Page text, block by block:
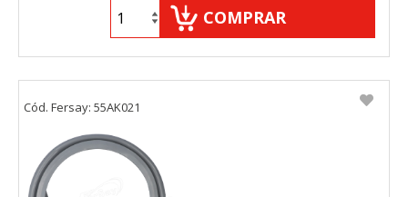
COMPRAR
Cód. Fersay: 55AK021